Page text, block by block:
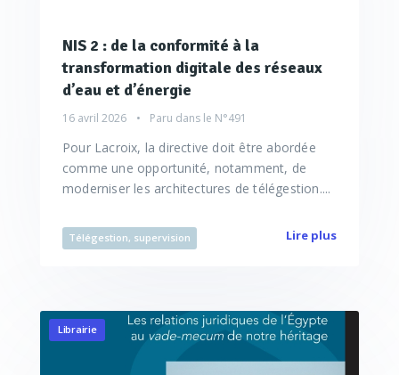
NIS 2 : de la conformité à la
transformation digitale des réseaux
d’eau et d’énergie
16 avril 2026 Paru dans le N°491
Pour Lacroix, la directive doit être abordée
comme une opportunité, notamment, de
moderniser les architectures de télégestion....
Télégestion, supervision Lire plus
Librairie